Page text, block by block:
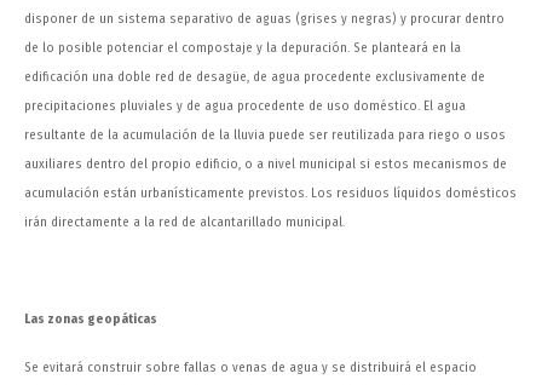
disponer de un sistema separativo de aguas (grises y negras) y procurar dentro
de lo posible potenciar el compostaje y la depuración. Se planteará en la
edificación una doble red de desagüe, de agua procedente exclusivamente de
precipitaciones pluviales y de agua procedente de uso doméstico. El agua
resultante de la acumulación de la lluvia puede ser reutilizada para riego o usos
auxiliares dentro del propio edificio, o a nivel municipal si estos mecanismos de
acumulación están urbanísticamente previstos. Los residuos líquidos domésticos
irán directamente a la red de alcantarillado municipal.
Las zonas geopáticas
Se evitará construir sobre fallas o venas de agua y se distribuirá el espacio